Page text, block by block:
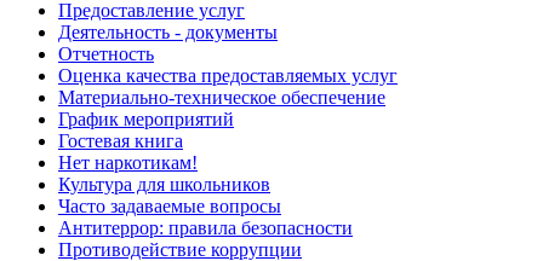
Предоставление услуг
Деятельность - документы
Отчетность
Оценка качества предоставляемых услуг
Материально-техническое обеспечение
График мероприятий
Гостевая книга
Нет наркотикам!
Культура для школьников
Часто задаваемые вопросы
Антитеррор: правила безопасности
Противодействие коррупции